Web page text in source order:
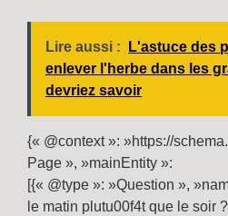
Lire aussi :
L'astuce des
enlever l'herbe dans les
devriez savoir
{« @context »: »https://
Page », »mainEntity »:
[{« @type »: »Question »,
le matin plutu00f4t que le soir